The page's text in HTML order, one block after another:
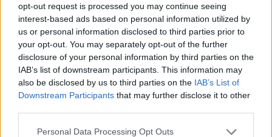
opt-out request is processed you may continue seeing
interest-based ads based on personal information utilized by
us or personal information disclosed to third parties prior to
your opt-out. You may separately opt-out of the further
disclosure of your personal information by third parties on the
IAB’s list of downstream participants. This information may
also be disclosed by us to third parties on the IAB’s List of
Downstream Participants that may further disclose it to other
Please note that this website/app uses one or more Google
Personal Data Processing Opt Outs
Διάβασε όλα τατελευταία νέατης αθλητικής
επικαιρότητας. Μάθε για όλους τουςlive αγώνες σήμερα
και δες τιςαθλητικές μεταδόσειςτης ημέρας και της
εβδομάδας μέσα από το υπερπλήρες Πρόγραμμα TV του
Gazzetta. Ακολούθησέ μας και στο Google News .
ΔΙΑΒΑΣΕ ΑΚΟΜΗ: